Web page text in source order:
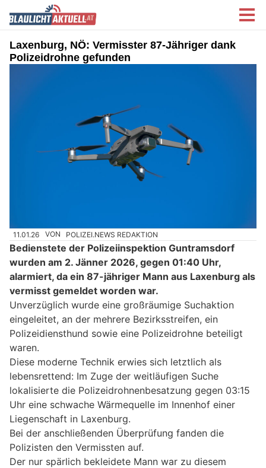
Laxenburg, NÖ: Vermisster 87-Jähriger dank
Polizeidrohne gefunden
11.01.26 VON POLIZEI.NEWS REDAKTION
Bedienstete der Polizeiinspektion Guntramsdorf
wurden am 2. Jänner 2026, gegen 01:40 Uhr,
alarmiert, da ein 87-jähriger Mann aus Laxenburg als
vermisst gemeldet worden war.
Unverzüglich wurde eine großräumige Suchaktion
eingeleitet, an der mehrere Bezirksstreifen, ein
Polizeidiensthund sowie eine Polizeidrohne beteiligt
waren.
Diese moderne Technik erwies sich letztlich als
lebensrettend: Im Zuge der weitläufigen Suche
lokalisierte die Polizeidrohnenbesatzung gegen 03:15
Uhr eine schwache Wärmequelle im Innenhof einer
Liegenschaft in Laxenburg.
Bei der anschließenden Überprüfung fanden die
Polizisten den Vermissten auf.
Der nur spärlich bekleidete Mann war zu diesem